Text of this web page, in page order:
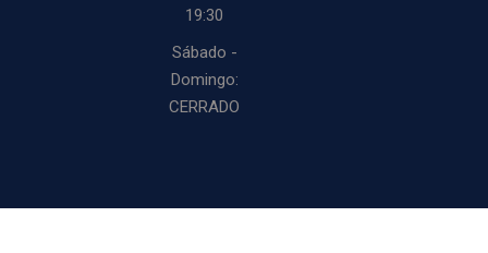
19:30
Sábado -
Domingo:
CERRADO